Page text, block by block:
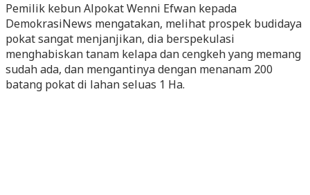
Pemilik kebun Alpokat Wenni Efwan kepada
DemokrasiNews mengatakan, melihat prospek budidaya
pokat sangat menjanjikan, dia berspekulasi
menghabiskan tanam kelapa dan cengkeh yang memang
sudah ada, dan mengantinya dengan menanam 200
batang pokat di lahan seluas 1 Ha.